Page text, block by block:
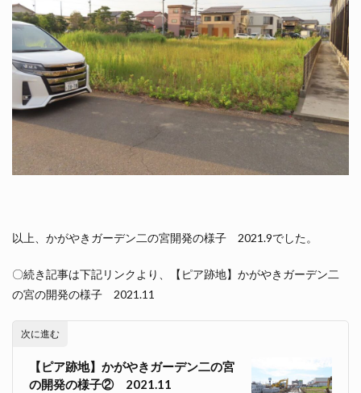
以上、かがやきガーデン二の宮開発の様子 2021.9でした。
〇続き記事は下記リンクより、【ピア跡地】かがやきガーデン二
の宮の開発の様子 2021.11
次に進む
【ピア跡地】かがやきガーデン二の宮
の開発の様子② 2021.11